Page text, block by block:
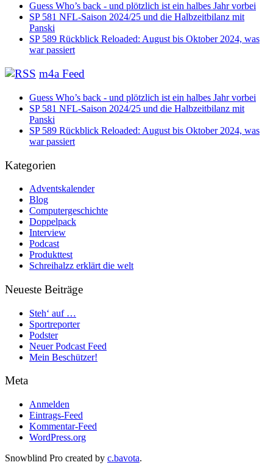
Guess Who’s back - und plötzlich ist ein halbes Jahr vorbei
SP 581 NFL-Saison 2024/25 und die Halbzeitbilanz mit
Panski
SP 589 Rückblick Reloaded: August bis Oktober 2024, was
war passiert
m4a Feed
Guess Who’s back - und plötzlich ist ein halbes Jahr vorbei
SP 581 NFL-Saison 2024/25 und die Halbzeitbilanz mit
Panski
SP 589 Rückblick Reloaded: August bis Oktober 2024, was
war passiert
Kategorien
Adventskalender
Blog
Computergeschichte
Doppelpack
Interview
Podcast
Produkttest
Schreihalzz erklärt die welt
Neueste Beiträge
Steh‘ auf …
Sportreporter
Podster
Neuer Podcast Feed
Mein Beschützer!
Meta
Anmelden
Eintrags-Feed
Kommentar-Feed
WordPress.org
Snowblind Pro created by c.bavota.